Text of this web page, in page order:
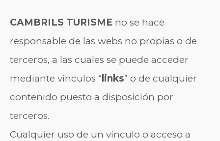
CAMBRILS TURISME no se hace
responsable de las webs no propias o de
terceros, a las cuales se puede acceder
mediante vínculos “ links” o de cualquier
contenido puesto a disposición por
terceros.
Cualquier uso de un vínculo o acceso a